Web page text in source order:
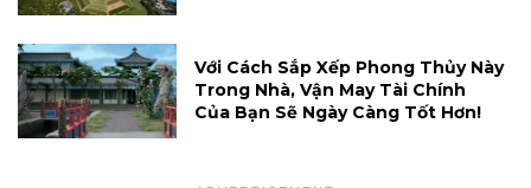
Với Cách Sắp Xếp Phong Thủy Này
Trong Nhà, Vận May Tài Chính
Của Bạn Sẽ Ngày Càng Tốt Hơn!